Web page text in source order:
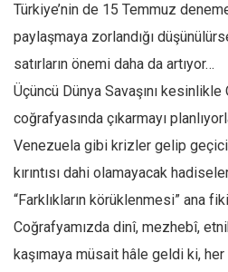
Türkiye’nin de 15 Temmuz
paylaşmaya zorlandığı
satırların önemi daha da artıyor…
Üçüncü Dünya Savaşını kesinlikle
coğrafyasında çıkarmayı
Venezuela gibi krizler gelip
kırıntısı dahi olamayacak
“Farklıkların körüklenmesi” ana
Coğrafyamızda dinî, mezhebî,
kaşımaya müsait hâle geldi ki,